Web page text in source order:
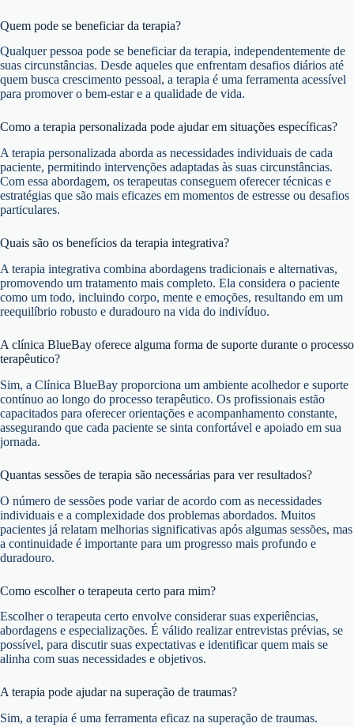
Quem pode se beneficiar da terapia?
Qualquer pessoa pode se beneficiar da terapia, independentemente de
suas circunstâncias. Desde aqueles que enfrentam desafios diários até
quem busca crescimento pessoal, a terapia é uma ferramenta acessível
para promover o bem-estar e a qualidade de vida.
Como a terapia personalizada pode ajudar em situações específicas?
A terapia personalizada aborda as necessidades individuais de cada
paciente, permitindo intervenções adaptadas às suas circunstâncias.
Com essa abordagem, os terapeutas conseguem oferecer técnicas e
estratégias que são mais eficazes em momentos de estresse ou desafios
particulares.
Quais são os benefícios da terapia integrativa?
A terapia integrativa combina abordagens tradicionais e alternativas,
promovendo um tratamento mais completo. Ela considera o paciente
como um todo, incluindo corpo, mente e emoções, resultando em um
reequilíbrio robusto e duradouro na vida do indivíduo.
A clínica BlueBay oferece alguma forma de suporte durante o processo
terapêutico?
Sim, a Clínica BlueBay proporciona um ambiente acolhedor e suporte
contínuo ao longo do processo terapêutico. Os profissionais estão
capacitados para oferecer orientações e acompanhamento constante,
assegurando que cada paciente se sinta confortável e apoiado em sua
jornada.
Quantas sessões de terapia são necessárias para ver resultados?
O número de sessões pode variar de acordo com as necessidades
individuais e a complexidade dos problemas abordados. Muitos
pacientes já relatam melhorias significativas após algumas sessões, mas
a continuidade é importante para um progresso mais profundo e
duradouro.
Como escolher o terapeuta certo para mim?
Escolher o terapeuta certo envolve considerar suas experiências,
abordagens e especializações. É válido realizar entrevistas prévias, se
possível, para discutir suas expectativas e identificar quem mais se
alinha com suas necessidades e objetivos.
A terapia pode ajudar na superação de traumas?
Sim, a terapia é uma ferramenta eficaz na superação de traumas.